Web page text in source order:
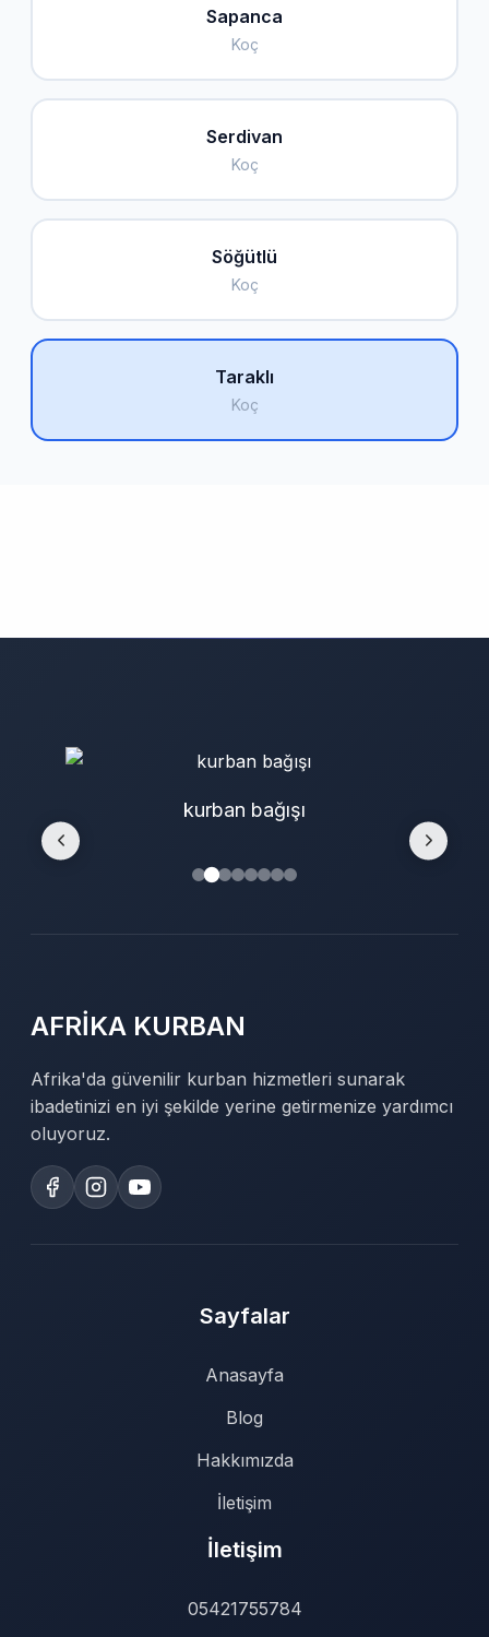
Sapanca
Koç
Serdivan
Koç
Söğütlü
Koç
Taraklı
Koç
kurban bağışı
AFRİKA KURBAN
Afrika'da güvenilir kurban hizmetleri sunarak
ibadetinizi en iyi şekilde yerine getirmenize yardımcı
oluyoruz.
Sayfalar
Anasayfa
Blog
Hakkımızda
İletişim
İletişim
05421755784